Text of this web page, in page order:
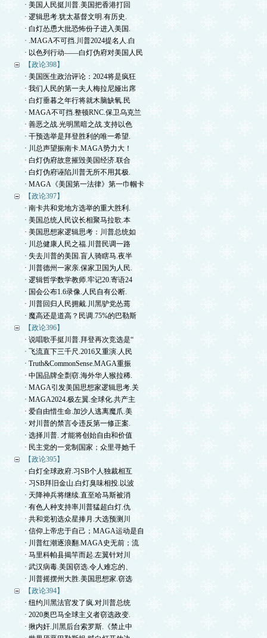
· 美国人民挺川普.美国把香港打回
· 逻辑思考.犹太基督文明.有历史.
· 白灯怂恿大批恐怖份子进入美国.
· .MAGA不可挡.川普2024提名人.白
· 以色列行动——白灯伪府对美国人民
【政论398】
· 美国医生政治评论：2024将是疯狂
· 我们人民的第一夫人梅拉尼娅出席
· 白灯垂暮之年行将就木脑缺氧.民
· MAGA不可挡.整顿RNC.保卫乌克兰
· 善恶之战.光明黑暗之战.支持以色
· 干预选举是拜登胜利的唯一希望.
· 川总声望振南卡.MAGA势力大！
· 白灯伪府故意摧毁美国经济.联合
· 白灯伪府诬陷川普无所不用其极.
· MAGA《美国第一法律》第一巾帼卡
【政论397】
· 南卡共和党地方选举的重大胜利.
· 美国总统人民议长相聚马拉歌.本
· 美国思想家逻辑思考：川普总统如
· 川总健康人民之福.川普民调一路
· 失去川普的美国.盲人骑瞎马.夜半
· 川普德州一家亲.保家卫国为人民.
· 逻辑哲学数学教师.牢记20.寄语24
· 国会公布1.6录像.人民自有公断.
· 川普回归人民拥戴.川黑驴党怂蔫
· 魔高还是道高？民调.75%的巴勒斯
【政论396】
· 说唱歌手挺川普.拜登再次竞选是“
· 飞流直下三千尺.2016又重演.人民
· Truth&CommonSense.MAGA重振
· 中国品牌全剽窃.海外华人猴拉稀.
· MAGA引发美国思想家逻辑思考.关
· MAGA2024.极左翼.全球化.共产主
· 爱自由惜生命.加沙人逃离魔爪.美
· 对川普的禁言令违反第一修正案.
· 选择川普. 才能将创始自由和价值
· 民主党的一党制国家；众里寻她千
【政论395】
· 白灯全球政府.习SB个人独裁相互
· 习SB拜旧金山.白灯臭味相投.以波
· 天降神兵将继续.直至哈马斯被消
· 有色人种支持率川普猛超白灯.仇
· 共和党初选众星捧月.大选预测川
· 信仰上帝忠于自己；MAGA运动是自
· 川普红潮逐浪翻.MAGA史无前；流
· 马里科帕县揭竿而起.左翼针对川
· 武汉病毒.美国窃选.令人难忘的、
· 川普摇摆州大胜.美国思想家.窃选
【政论394】
· 纽约川黑法官发了疯.对川普总统
· 2020奥巴马全球主义者窃选政变.
· 揪内奸.川黑后台索罗斯.《禁止中